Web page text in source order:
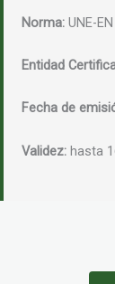
Norma: UNE-
Entidad
Fecha de
Validez: hasta